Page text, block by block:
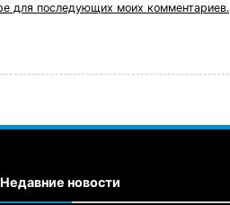
для последующих моих комментариев.
Недавние новости